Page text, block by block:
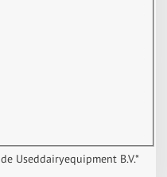
de Useddairyequipment B.V.*